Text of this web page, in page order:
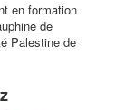
en formation
de
Palestine de